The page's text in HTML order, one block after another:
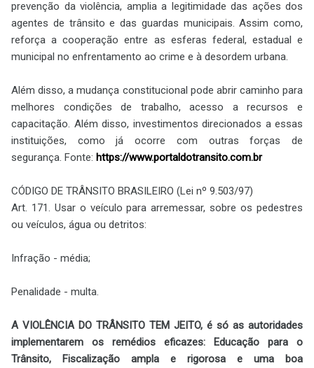
prevenção da violência, amplia a legitimidade das ações dos
agentes de trânsito e das guardas municipais. Assim como,
reforça a cooperação entre as esferas federal, estadual e
municipal no enfrentamento ao crime e à desordem urbana.
Além disso, a mudança constitucional pode abrir caminho para
melhores condições de trabalho, acesso a recursos e
capacitação. Além disso, investimentos direcionados a essas
instituições, como já ocorre com outras forças de
segurança. Fonte: https://www.portaldotransito.com.br
CÓDIGO DE TRÂNSITO BRASILEIRO (Lei nº 9.503/97)
Art. 171. Usar o veículo para arremessar, sobre os pedestres
ou veículos, água ou detritos:
Infração - média;
Penalidade - multa.
A VIOLÊNCIA DO TRÂNSITO TEM JEITO, é só as autoridades
implementarem os remédios eficazes: Educação para o
Trânsito, Fiscalização ampla e rigorosa e uma boa